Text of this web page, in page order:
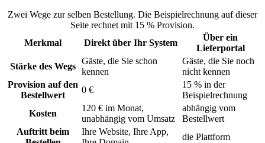
Zwei Wege zur selben Bestellung. Die Beispielrechnung auf dieser
Seite rechnet mit 15 % Provision.
Merkmal
Direkt über Ihr System
Über ein
Lieferportal
Stärke des Wegs
Gäste, die Sie schon
kennen
Gäste, die Sie noch
nicht kennen
Provision auf den
Bestellwert
0 €
15 % in der
Beispielrechnung
Kosten
120 € im Monat,
unabhängig vom Umsatz
abhängig vom
Bestellwert
Auftritt beim
Ihre Website, Ihre App,
die Plattform